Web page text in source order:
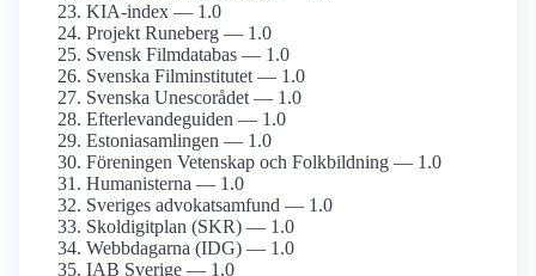
KIA-index — 1.0
Projekt Runeberg — 1.0
Svensk Film­databas — 1.0
Svenska Film­institutet — 1.0
Svenska Unescorådet — 1.0
Efterlevande­guiden — 1.0
Estonia­samlingen — 1.0
Föreningen Vetenskap och Folkbildning — 1.0
Humanisterna — 1.0
Sveriges advokat­samfund — 1.0
Skoldigitplan (SKR) — 1.0
Webbdagarna (IDG) — 1.0
IAB Sverige — 1.0